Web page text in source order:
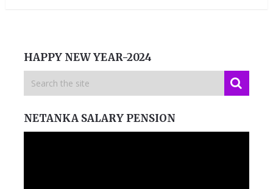
HAPPY NEW YEAR-2024
NETANKA SALARY PENSION